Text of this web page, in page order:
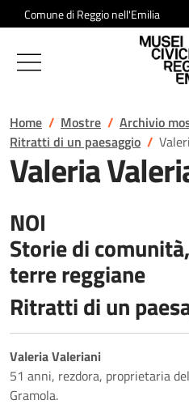
Salta al contenuto
Comune di Reggio nell'Emilia
Home Mostre Archivio
Ritratti di un paesaggio
Valeria
NOI
Storie di
terre reggiane
Ritratti di un
Valeria Valeriani
51 anni, rezdora, proprietaria
Gramola.